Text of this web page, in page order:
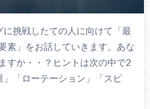
挑戦したての人に向けて「最
素」をお話していきます。あな
すか・・？ヒントは次の中で2
「ローテーション」「スピ